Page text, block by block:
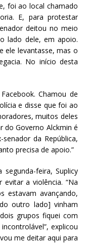
foi ao local chamado
E, para protestar
deitou no meio
lado dele, em apoio.
ele levantasse, mas o
No início desta
Chamou de
e disse que foi ao
muitos deles
do Governo Alckmin é
da República,
precisa de apoio.”
feira, Suplicy
a violência. “Na
estavam avançando,
outro lado] vinham
grupos fiquei com
explicou
me deitar aqui para